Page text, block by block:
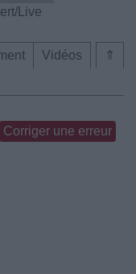
Live
⇑
Vidéos
Corriger une erreur